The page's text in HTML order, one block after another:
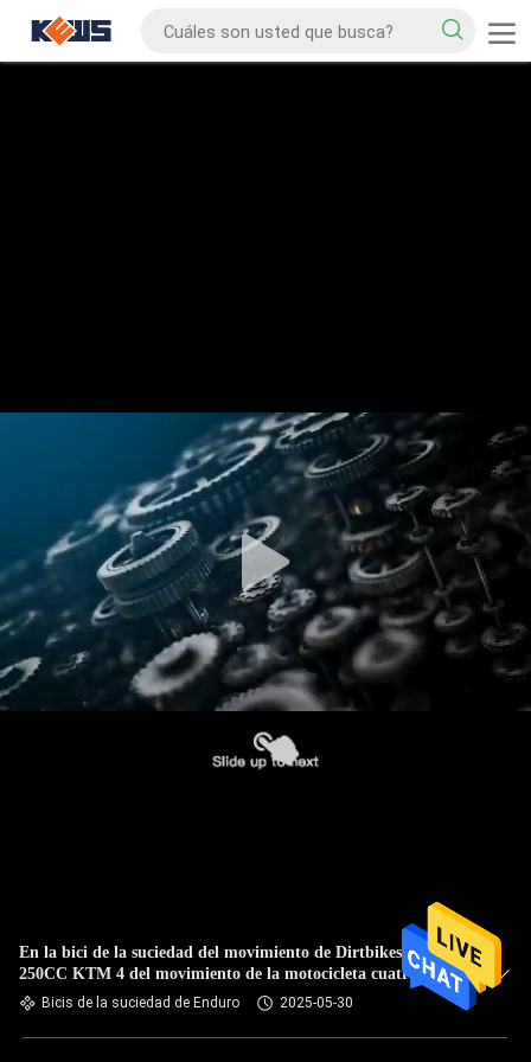
En la bici de la suciedad del movimiento de Dirtbikes NC250
250CC KTM 4 del movimiento de la motocicleta cuatro de
Off Road
Bicis de la suciedad de Enduro 2025-05-30